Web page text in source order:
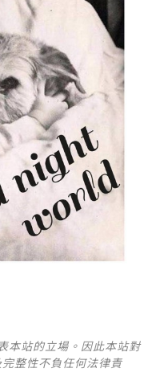
本站的立場。因此本站對
整性不負任何法律責